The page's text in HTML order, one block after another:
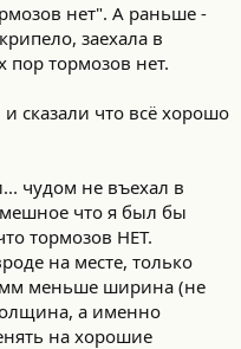
нет". А раньше -
заехала в
пор тормозов нет.
сказали что всё хорошо
чудом не въехал в
что я был бы
тормозов НЕТ.
на месте, только
мм меньше ширина (не
а именно
на хорошие